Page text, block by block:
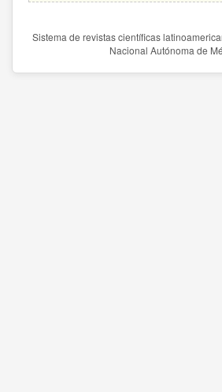
Sistema de revistas científicas
Nacional Autónoma de